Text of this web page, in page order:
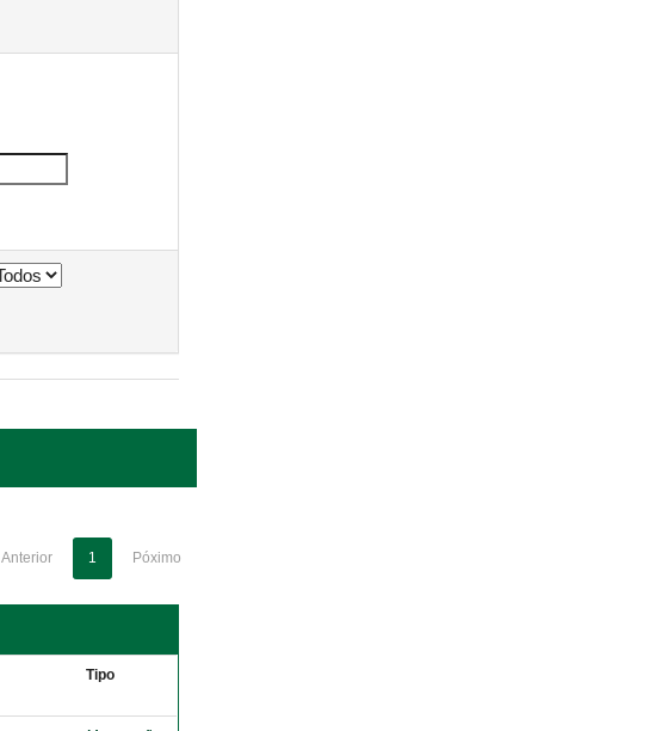
Anterior 1 Póximo
Tipo